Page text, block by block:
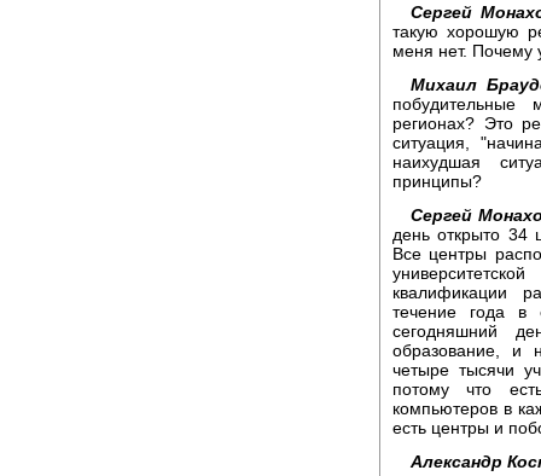
Сергей
такую хорошую
меня нет. Почему
Михаил
регионах? Это
ситуация,
наихудшая
принципы?
Сергей
день открыто 34
Все центры
квалификации
течение года в
сегодняшний
образование, и
четыре тысячи
потому что
компьютеров в
есть центры и
Александр